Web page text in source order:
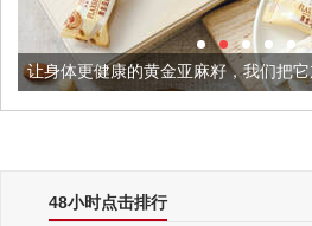
亚麻籽，我们把它加到了牛轧糖里
48小时点击排行